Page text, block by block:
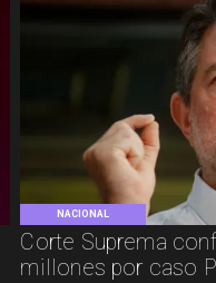
NACIONAL
Corte Suprema
millones por caso